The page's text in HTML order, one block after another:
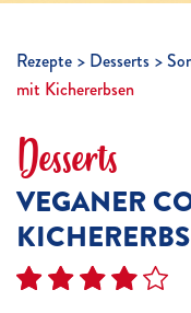
Rezepte Desserts
mit Kichererbsen
Desserts
VEGANER